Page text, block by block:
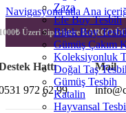
Navigasyona atla Ana
Üzeri Siparişlere KARGO
Hattı
972 62 99
Mail
Zaza
Efe Boy Tesbih
Bilek Boy
Gümüş Çakım
Koleksiyonluk
Doğal Taş
Gümüş Tesbih
Katalin
Hayvansal